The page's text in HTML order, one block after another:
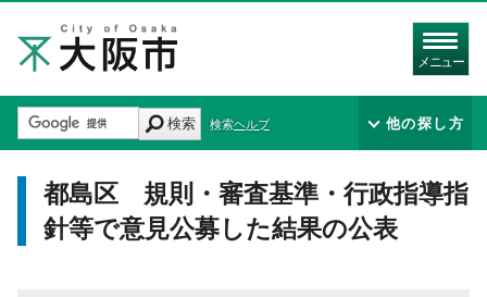
メニュー
検索 検索ヘルプ 他の探し方
都島区 規則・審査基準・行政指導指
針等で意見公募した結果の公表